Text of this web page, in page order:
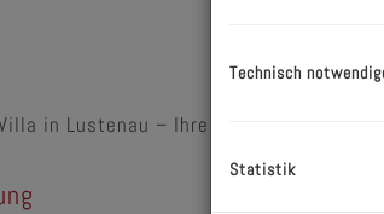
Technisch
Statistik